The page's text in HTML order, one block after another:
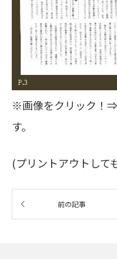
※画像をクリック！
す。
(プリントアウトして